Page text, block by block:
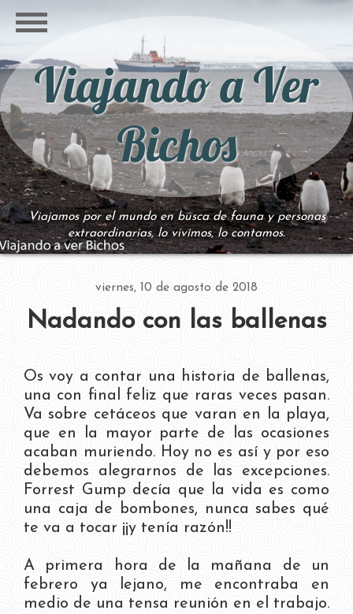
Viajando a Ver
Bichos
Viajamos por el mundo en busca de fauna y personas
extraordinarias, lo vivimos, lo contamos.
viernes, 10 de agosto de 2018
Nadando con las ballenas
Os voy a contar una historia de ballenas,
una con final feliz que raras veces pasan.
Va sobre cetáceos que varan en la playa,
que en la mayor parte de las ocasiones
acaban muriendo. Hoy no es así y por eso
debemos alegrarnos de las excepciones.
Forrest Gump decía que la vida es como
una caja de bombones, nunca sabes qué
te va a tocar ¡¡y tenía razón!!
A primera hora de la mañana de un
febrero ya lejano, me encontraba en
medio de una tensa reunión en el trabajo.